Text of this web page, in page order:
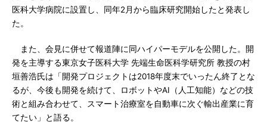
医科大学病院に設置し、同年2月から臨床研究開始したと発表し
た。
また、会見に併せて報道陣に同ハイパーモデルを公開した。開
発を主導する東京女子医科大学 先端生命医科学研究所 教授の村
垣善浩氏は「開発プロジェクトは2018年度末でいったん終了とな
るが、今後も開発を続けて、ロボットやAI（人工知能）などの技
術と組み合わせて、スマート治療室を自動車に次ぐ輸出産業に育
てたい」と語る。